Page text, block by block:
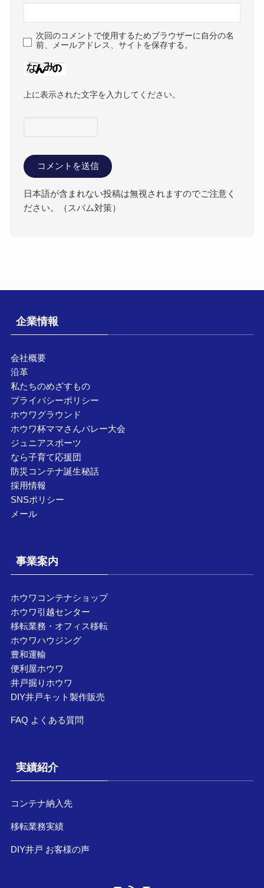
次回のコメントで使用するためブラウザーに自分の名
前、メールアドレス、サイトを保存する。
上に表示された文字を入力してください。
日本語が含まれない投稿は無視されますのでご注意く
ださい。（スパム対策）
企業情報
会社概要
沿革
私たちのめざすもの
プライバシーポリシー
ホウワグラウンド
ホウワ杯ママさんバレー大会
ジュニアスポーツ
なら子育て応援団
防災コンテナ誕生秘話
採用情報
SNSポリシー
メール
事業案内
ホウワコンテナショップ
ホウワ引越センター
移転業務・オフィス移転
ホウワハウジング
豊和運輸
便利屋ホウワ
井戸掘りホウワ
DIY井戸キット製作販売
FAQ よくある質問
実績紹介
コンテナ納入先
移転業務実績
DIY井戸 お客様の声